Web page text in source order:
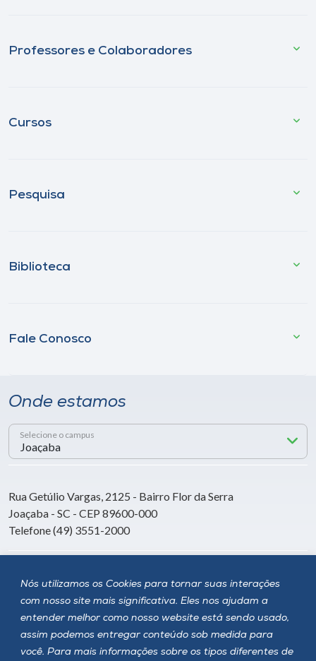
Nós utilizamos os Cookies para tornar suas interações
com nosso site mais significativa. Eles nos ajudam a
entender melhor como nosso website está sendo usado,
assim podemos entregar conteúdo sob medida para
você. Para mais informações sobre os tipos diferentes de
Professores e Colaboradores
Cursos
Pesquisa
Biblioteca
Fale Conosco
Onde estamos
Selecione o campus
Rua Getúlio Vargas, 2125 - Bairro Flor da Serra
Joaçaba - SC - CEP 89600-000
Telefone (49) 3551-2000
Siga a Unoesc